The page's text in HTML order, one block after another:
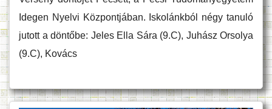
Idegen Nyelvi Központjában. Iskolánkból négy tanuló
jutott a döntőbe: Jeles Ella Sára (9.C), Juhász Orsolya
(9.C), Kovács